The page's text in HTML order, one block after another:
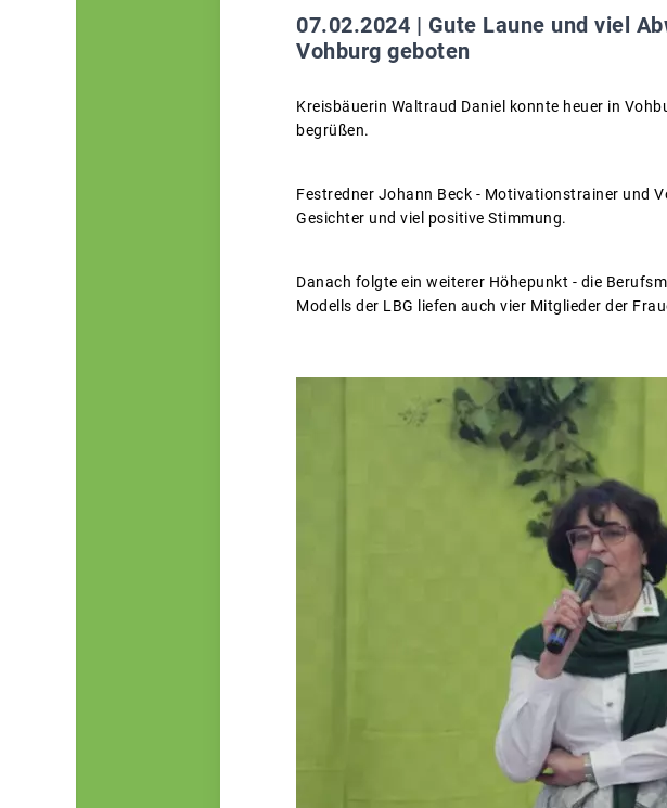
07.02.2024 | Gute Laune und viel
Vohburg geboten
Kreisbäuerin Waltraud Daniel konnte heuer in
begrüßen.
Festredner Johann Beck - Motivationstrainer und
Gesichter und viel positive Stimmung.
Danach folgte ein weiterer Höhepunkt - die
Modells der LBG liefen auch vier Mitglieder der